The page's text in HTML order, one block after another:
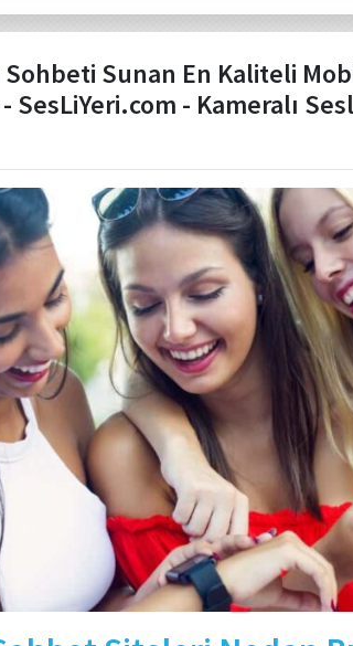
Sohbeti Sunan En Kaliteli
SesLiYeri.com - Kameralı